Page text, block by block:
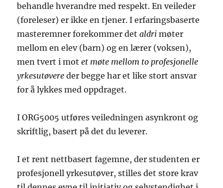
behandle hverandre med respekt. En veileder
(foreleser) er ikke en tjener. I erfaringsbaserte
masteremner forekommer detaldri møter
mellom en elev (barn) og en lærer (voksen),
men tvert i motet møte mellom to profesjonelle
yrkesutøvere der begge har et like stort ansvar
for å lykkes med oppdraget.
I ORG5005 utføres veiledningen asynkront og
skriftlig, basert på det du leverer.
I et rent nettbasert fagemne, der studenten er
profesjonell yrkesutøver, stilles det store krav